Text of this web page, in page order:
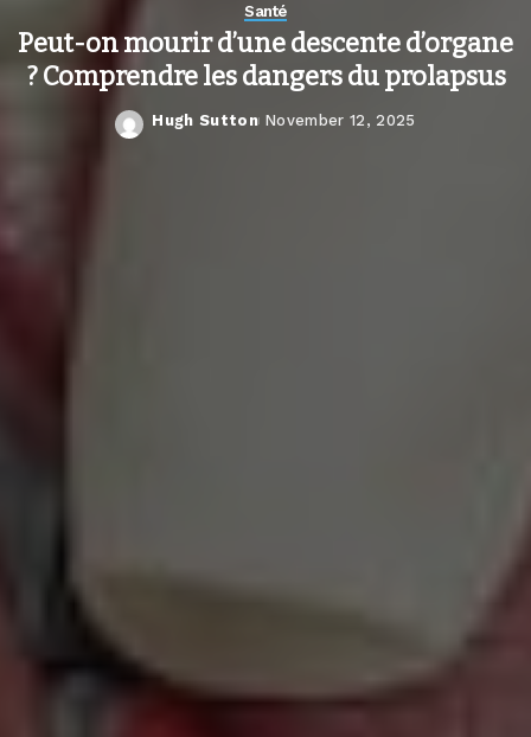
Santé
Peut-on mourir d’une descente d’organe
? Comprendre les dangers du prolapsus
Posted
Hugh Sutton November 12, 2025